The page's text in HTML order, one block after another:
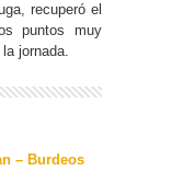
recuperó el
puntos muy
jornada.
– Burdeos